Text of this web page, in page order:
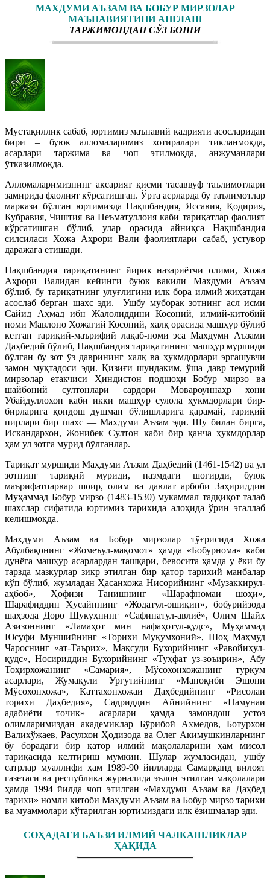
МАХДУМИ АЪЗАМ ВА БОБУР МИРЗОЛАР
МАЪНАВИЯТИНИ АНГЛАШ
ТАРЖИМОНДАН СЎЗ БОШИ
Мустақиллик сабаб, юртимиз маънавий кадрияти асосларидан
бири – буюк алломаларимиз хотиралари тикланмоқда,
асарлари таржима ва чоп этилмоқда, анжуманлари
ўтказилмоқда.
Алломаларимизнинг аксарият қисми тасаввуф таълимотлари
замирида фаолият кўрсатишган. Ўрта асрларда бу таълимотлар
маркази бўлган юртимизда Нақшбандия, Яссавия, Қодирия,
Кубравия, Чиштия ва Неъматуллоия каби тариқатлар фаолият
кўрсатишган бўлиб, улар орасида айниқса Нақшбандия
силсиласи Хожа Аҳрори Вали фаолиятлари сабаб, устувор
даражага етишади.
Нақшбандия тариқатининг йирик назариётчи олими, Хожа
Аҳрори Валидан кейинги буюк вакили Махдуми Аъзам
бўлиб, бу тариқатнинг улуғлигини илк бора илмий жиҳатдан
асослаб берган шахс эди.Ушбу муборак зотнинг асл исми
Сайид Аҳмад ибн Жалолиддини Косоний, илмий-китобий
номи Мавлоно Хожагий Косоний, халқ орасида машҳур бўлиб
кетган тариқий-маърифий лақаб-номи эса Махдуми Аъзами
Даҳбедий бўлиб, Нақшбандия тариқатининг машҳур муршиди
бўлган бу зот ўз даврининг халқ ва ҳукмдорлари эргашувчи
замон муқтадоси эди. Қизиғи шундаким, ўша давр темурий
мирзолар етакчиси Ҳиндистон подшоҳи Бобур мирзо ва
шайбоний султонлари сардори Мовароуннаҳр хони
Убайдуллохон каби икки машҳур сулола ҳукмдорлари бир-
бирларига қондош душман бўлишларига қарамай, тариқий
пирлари бир шахс — Махдуми Аъзам эди. Шу билан бирга,
Искандархон, Жонибек Султон каби бир қанча ҳукмдорлар
ҳам ул зотга мурид бўлганлар.
Тариқат муршиди Махдуми Аъзам Даҳбедий (1461-1542) ва ул
зотнинг тариқий муриди, назмдаги шогирди, буюк
маърифатпарвар шоир, олим ва давлат арбоби Заҳириддин
Муҳаммад Бобур мирзо (1483-1530) мукаммал тадқиқот талаб
шахслар сифатида юртимиз тарихида алоҳида ўрин эгаллаб
келишмоқда.
Махдуми Аъзам ва Бобур мирзолар тўғрисида Хожа
Абулбақонинг «Жомеъул-мақомот» ҳамда «Бобурнома» каби
дунёга машҳур асарлардан ташқари, бевосита ҳамда у ёки бу
тарзда мазкурлар зикр этилган бир қатор тарихий манбалар
кўп бўлиб, жумладан Ҳасанхожа Нисорийнинг «Музаккирул-
аҳбоб», Ҳофизи Танишнинг «Шарафномаи шоҳи»,
Шарафиддин Ҳусайннинг «Жодатул-ошиқин», бобурийзода
шаҳзода Доро Шукуҳнинг «Сафинатул-авлиё», Олим Шайх
Азизоннинг «Ламаҳот мин нафаҳотул-қудс», Муҳаммад
Юсуфи Муншийнинг «Торихи Муқумхоний», Шоҳ Маҳмуд
Чароснинг «ат-Таърих», Мақсуди Бухорийнинг «Равойиҳул-
қудс», Носириддин Бухорийнинг «Туҳфат уз-зоъирин», Абу
Тоҳирхожанинг «Самария», Мўсохонхожанинг туркум
асарлари, Жумақули Ургутийнинг «Маноқиби Эшони
Мўсохонхожа», Каттахонхожаи Даҳбедийнинг «Рисолаи
торихи Даҳбедия», Садриддин Айнийнинг «Намунаи
адабиёти точик» асарлари ҳамда замондош устоз
олимларимиздан академиклар Бўрибой Ахмедов, Ботурхон
Валихўжаев, Расулхон Ҳодизода ва Олег Акимушкинларнинг
бу борадаги бир қатор илмий мақолаларини ҳам мисол
тариқасида келтириш мумкин. Шулар жумласидан, ушбу
сатрлар муаллифи ҳам 1989-90 йилларда Самарқанд вилоят
газетаси ва республика журналида эълон этилган мақолалари
ҳамда 1994 йилда чоп этилган «Махдуми Аъзам ва Даҳбед
тарихи» номли китоби Махдуми Аъзам ва Бобур мирзо тарихи
ва муаммолари кўтарилган юртимиздаги илк ёзишмалар эди.
СОҲАДАГИ БАЪЗИ ИЛМИЙ ЧАЛКАШЛИКЛАР
ҲАҚИДА